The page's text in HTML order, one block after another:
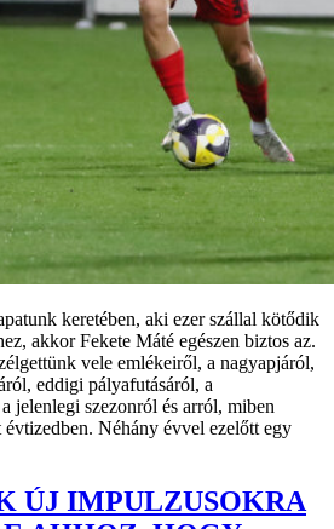
keretében, aki ezer szállal kötődik
akkor Fekete Máté egészen biztos az.
vele emlékeiről, a nagyapjáról,
eddigi pályafutásáról, a
jelenlegi szezonról és arról, miben
Néhány évvel ezelőtt egy
ÚJ IMPULZUSOKRA